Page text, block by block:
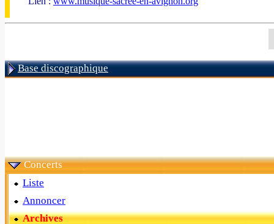
Base discographique
Concerts
Liste
Annoncer
Archives